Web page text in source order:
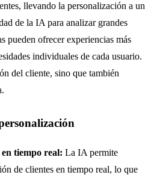
llevando la personalización a un
de la IA para analizar grandes
pueden ofrecer experiencias más
individuales de cada usuario.
del cliente, sino que también
tiempo real: La IA permite
de clientes en tiempo real, lo que